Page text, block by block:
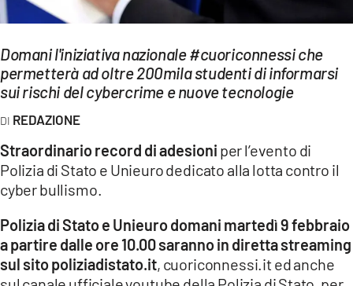
Streaming
LAC TV
LAC NETWORK
LAC ONAIR
LaC
Network
LACTV.IT
LACONAIR.IT
Domani l'iniziativa nazionale #cuoriconnessi che
permetterà ad oltre 200mila studenti di informarsi
sui rischi del cybercrime e nuove tecnologie
REDAZIONE
Straordinario record di adesioni per l’evento di
Polizia di Stato e Unieuro dedicato alla lotta contro il
cyber bullismo.
Polizia di Stato e Unieuro domani martedì 9 febbraio
a partire dalle ore 10.00 saranno in diretta streaming
sul sito poliziadistato.it, cuoriconnessi.it ed anche